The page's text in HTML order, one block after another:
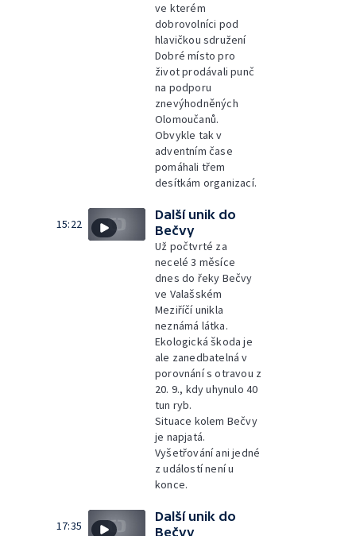
ve kterém
dobrovolníci pod
hlavičkou sdružení
Dobré místo pro
život prodávali punč
na podporu
znevýhodněných
Olomoučanů.
Obvykle tak v
adventním čase
pomáhali třem
desítkám organizací.
15:22
Další unik do
Bečvy
Už počtvrté za
necelé 3 měsíce
dnes do řeky Bečvy
ve Valašském
Meziříčí unikla
neznámá látka.
Ekologická škoda je
ale zanedbatelná v
porovnání s otravou z
20. 9., kdy uhynulo 40
tun ryb.
Situace kolem Bečvy
je napjatá.
Vyšetřování ani jedné
z událostí není u
konce.
17:35
Další unik do
Bečvy